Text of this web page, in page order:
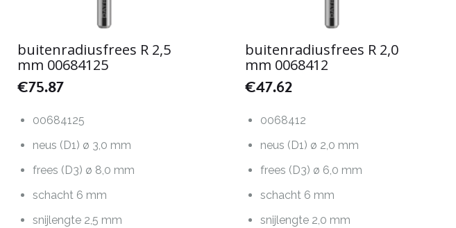
buitenradiusfrees R 2,5
mm 00684125
€75.87
00684125
neus (D1) ø 3,0 mm
frees (D3) ø 8,0 mm
schacht 6 mm
snijlengte 2,5 mm
buitenradiusfrees R 2,0
mm 0068412
€47.62
0068412
neus (D1) ø 2,0 mm
frees (D3) ø 6,0 mm
schacht 6 mm
snijlengte 2,0 mm